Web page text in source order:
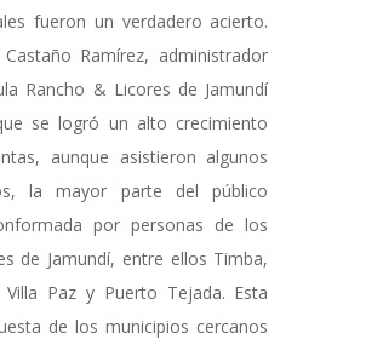
fueron un verdadero acierto.
Ramírez, administrador
Rancho & Licores de Jamundí
se logró un alto crecimiento
aunque asistieron algunos
la mayor parte del público
por personas de los
de Jamundí, entre ellos Timba,
Villa Paz y Puerto Tejada. Esta
de los municipios cercanos